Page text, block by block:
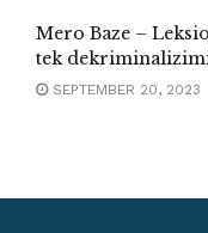
Mero Baze –
tek
SEPTEMBER 20, 2023